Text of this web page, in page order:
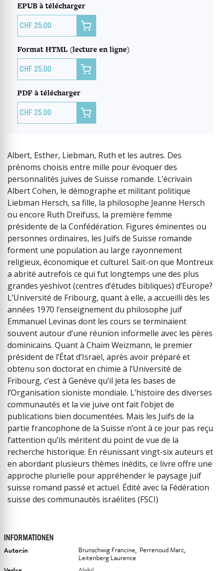
EPUB à télécharger
25.00 
Format HTML (lecture en ligne)
25.00 
PDF à télécharger
25.00 
Albert, Esther, Liebman, Ruth et les autres. Des
prénoms choisis entre mille pour évoquer des
personnalités juives de Suisse romande. L’écrivain
Albert Cohen, le démographe et militant politique
Liebman Hersch, sa fille, la philosophe Jeanne Hersch
ou encore Ruth Dreifuss, la première femme
présidente de la Confédération. Figures éminentes ou
personnes ordinaires, les Juifs de Suisse romande
forment une population au large rayonnement
religieux, économique et culturel. Sait-on que Montreux
a abrité autrefois ce qui fut longtemps une des plus
grandes yeshivot (centres d’études bibliques) d’Europe?
L’Université de Fribourg, quant à elle, a accueilli dès les
années 1970 l’enseignement du philosophe juif
Emmanuel Levinas dont les cours se terminaient
souvent autour d’une réunion informelle avec les pères
dominicains. Quant à Chaim Weizmann, le premier
président de l’État d’Israël, après avoir préparé et
obtenu son doctorat en chimie à l’Université de
Fribourg, c’est à Genève qu’il jeta les bases de
l’Organisation sioniste mondiale. L’histoire des diverses
communautés et la vie juive ont fait l’objet de
publications bien documentées. Mais les Juifs de la
partie francophone de la Suisse n’ont à ce jour pas reçu
l’attention qu’ils méritent du point de vue de la
recherche historique. En réunissant vingt-six auteurs et
en abordant plusieurs thèmes inédits, ce livre offre une
approche plurielle pour appréhender le paysage juif
suisse romand passé et actuel. Édité avec la Fédération
suisse des communautés israélites (FSCI)
INFORMATIONEN
Autor:in Brunschwig Francine Perrenoud Marc
Leitenberg Laurence